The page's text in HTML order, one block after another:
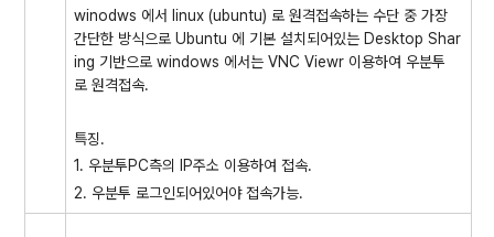
winodws 에서 linux (ubuntu) 로 원격접속하는 수단 중 가장
간단한 방식으로 Ubuntu 에 기본 설치되어있는 Desktop Shar
ing 기반으로 windows 에서는 VNC Viewr 이용하여 우분투
로 원격접속.
특징.
1. 우분투PC측의 IP주소 이용하여 접속.
2. 우분투 로그인되어있어야 접속가능.